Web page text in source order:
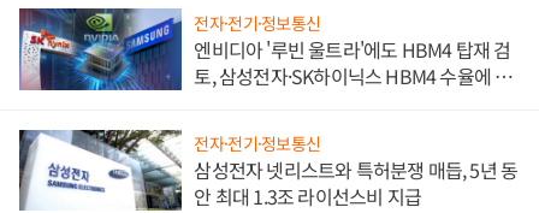
전자·전기·정보통신
엔비디아 '루빈 울트라'에도 HBM4 탑재 검
토, 삼성전자·SK하이닉스 HBM4 수율에 주
전자·전기·정보통신
삼성전자 넷리스트와 특허분쟁 매듭, 5년 동
안 최대 1.3조 라이선스비 지급